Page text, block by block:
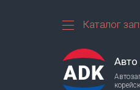
Каталог